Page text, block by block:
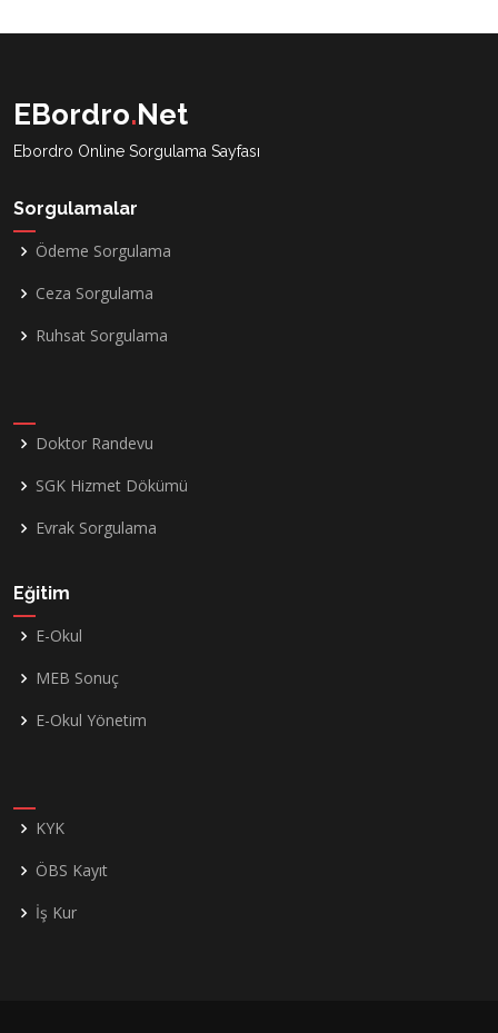
EBordro.Net
Ebordro Online Sorgulama Sayfası
Sorgulamalar
Ödeme Sorgulama
Ceza Sorgulama
Ruhsat Sorgulama
Doktor Randevu
SGK Hizmet Dökümü
Evrak Sorgulama
Eğitim
E-Okul
MEB Sonuç
E-Okul Yönetim
KYK
ÖBS Kayıt
İş Kur